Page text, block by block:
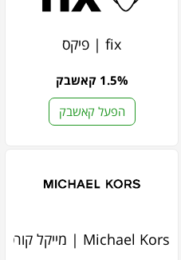
fix | פיקס
1.5% קאשבק
הפעל קאשבק
Michael Kors | מייקל קורס